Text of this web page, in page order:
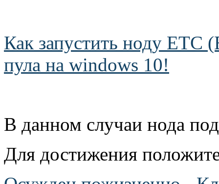
Как запустить ноду ETC
пула на windows 10!
В данном случаи нода
Для достижения